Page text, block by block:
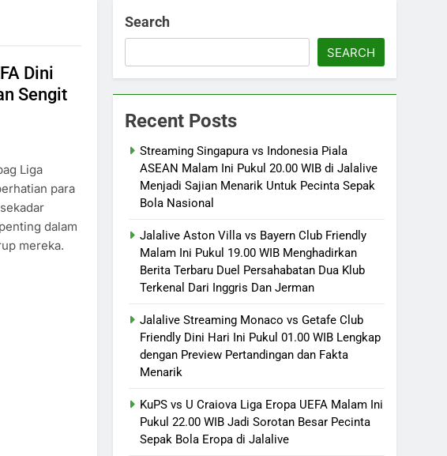
Dini
Sengit
Liga
para
dalam
mereka.
Search
SEARCH
Recent Posts
Streaming Singapura vs Indonesia Piala
ASEAN Malam Ini Pukul 20.00 WIB di Jalalive
Menjadi Sajian Menarik Untuk Pecinta Sepak
Bola Nasional
Jalalive Aston Villa vs Bayern Club Friendly
Malam Ini Pukul 19.00 WIB Menghadirkan
Berita Terbaru Duel Persahabatan Dua Klub
Terkenal Dari Inggris Dan Jerman
Jalalive Streaming Monaco vs Getafe Club
Friendly Dini Hari Ini Pukul 01.00 WIB Lengkap
dengan Preview Pertandingan dan Fakta
Menarik
KuPS vs U Craiova Liga Eropa UEFA Malam Ini
Pukul 22.00 WIB Jadi Sorotan Besar Pecinta
Sepak Bola Eropa di Jalalive